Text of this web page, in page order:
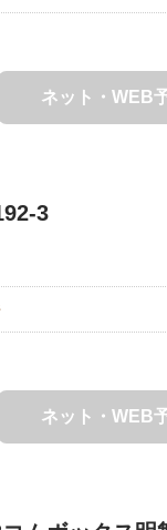
ネット・WEB
3
ネット・WEB